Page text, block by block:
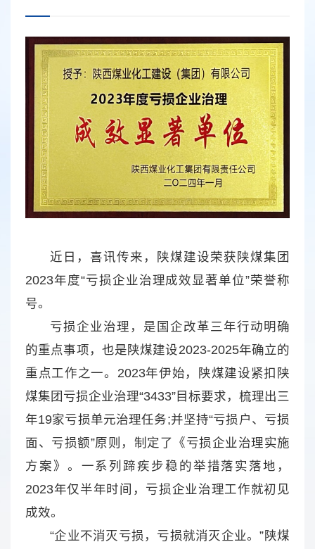
近日，喜讯传来，陕煤建设荣获陕煤集团
2023年度“亏损企业治理成效显著单位”荣誉称
号。
亏损企业治理，是国企改革三年行动明确
的重点事项，也是陕煤建设2023-2025年确立的
重点工作之一。2023年伊始，陕煤建设紧扣陕
煤集团亏损企业治理“3433”目标要求，梳理出三
年19家亏损单元治理任务;并坚持“亏损户、亏损
面、亏损额”原则，制定了《亏损企业治理实施
方案》。一系列蹄疾步稳的举措落实落地，
2023年仅半年时间，亏损企业治理工作就初见
成效。
“企业不消灭亏损，亏损就消灭企业。”陕煤